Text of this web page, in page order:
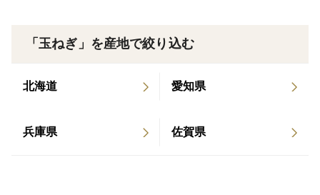
白玉ねぎとはまた違った彩りと風味を、ぜひ食卓でお楽
玉ねぎには、アリシン、ケルセチン、オリゴ糖、食物繊
「玉ねぎ」を産地で絞り込む
北海道 愛知県
兵庫県 佐賀県